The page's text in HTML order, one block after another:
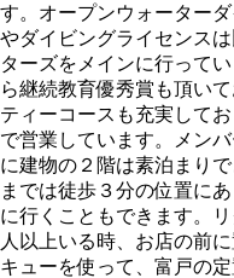
す。オープンウォーター
やダイビングライセンス
ターズをメインに行って
ら継続教育優秀賞も頂い
ティーコースも充実して
で営業しています。メン
に建物の２階は素泊まり
までは徒歩３分の位置に
に行くこともできます。
人以上いる時、お店の前
キューを使って、富戸の